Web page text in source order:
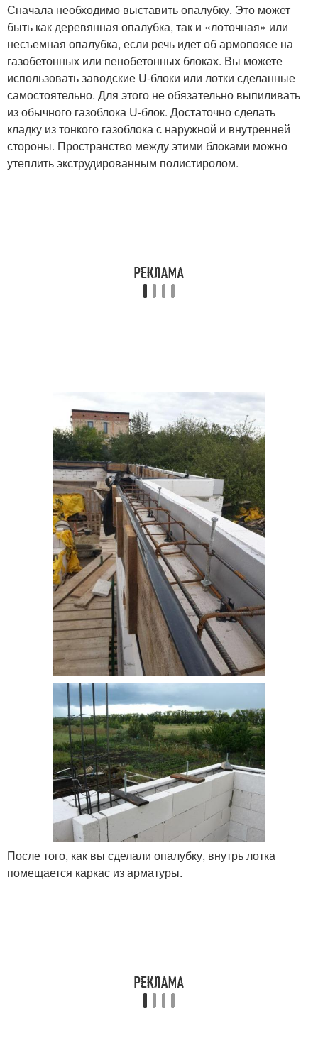
Сначала необходимо выставить опалубку. Это может
быть как деревянная опалубка, так и «лоточная» или
несъемная опалубка, если речь идет об армопоясе на
газобетонных или пенобетонных блоках. Вы можете
использовать заводские U-блоки или лотки сделанные
самостоятельно. Для этого не обязательно выпиливать
из обычного газоблока U-блок. Достаточно сделать
кладку из тонкого газоблока с наружной и внутренней
стороны. Пространство между этими блоками можно
утеплить экструдированным полистиролом.
После того, как вы сделали опалубку, внутрь лотка
помещается каркас из арматуры.